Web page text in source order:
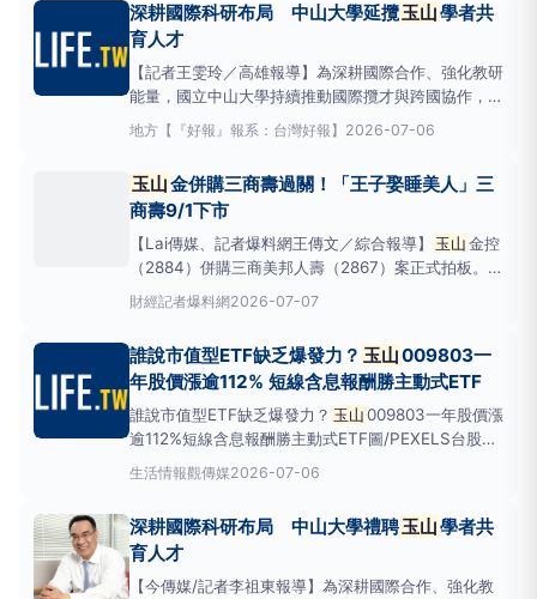
山創投10
深耕國際科研布局 中山大學延攬玉山學者共
育人才
【記者王雯玲／高雄報導】為深耕國際合作、強化教研
能量，國立中山大學持續推動國際攬才與跨國協作，積
極延攬全球頂尖學者。近期禮聘日本富山大學特任教授
阿部郁朗、美國喬治亞州立大學教授謝博安，並續聘美
授。3名教授研究領域涵蓋天然物生合成與天然物化學
地方 【『好報』報系：台灣好報】 2026-07-06
玉山金併購三商壽過關！「王子娶睡美人」三
商壽9/1下市
【Lai傳媒、記者爆料網王傳文／綜合報導】 玉山金控
（2884）併購三商美邦人壽（2867）案正式拍板。金
管會7日宣布，同意核准
商美邦人壽100%股權，並以9月1日為合併基準日，屆
諾保戶權益不受影響，三商壽員工也將全數留用，三年
財經記者爆料網2026-07-07
誰說市值型ETF缺乏爆發力？ 玉山009803一
年股價漲逾112% 短線含息報酬勝主動式ETF
誰說市值型ETF缺乏爆發力？ 玉山009803一年股價漲
逾112%短線含息報酬勝主動式ETF圖/PEXELS台股AI
行情延燒，市值型ETF也能繳出亮眼成績單。
信旗下「 玉山
生活情報觀傳媒2026-07-06
深耕國際科研布局 中山大學禮聘玉山學者共
育人才
【今傳媒/記者李祖東報導】為深耕國際合作、強化教